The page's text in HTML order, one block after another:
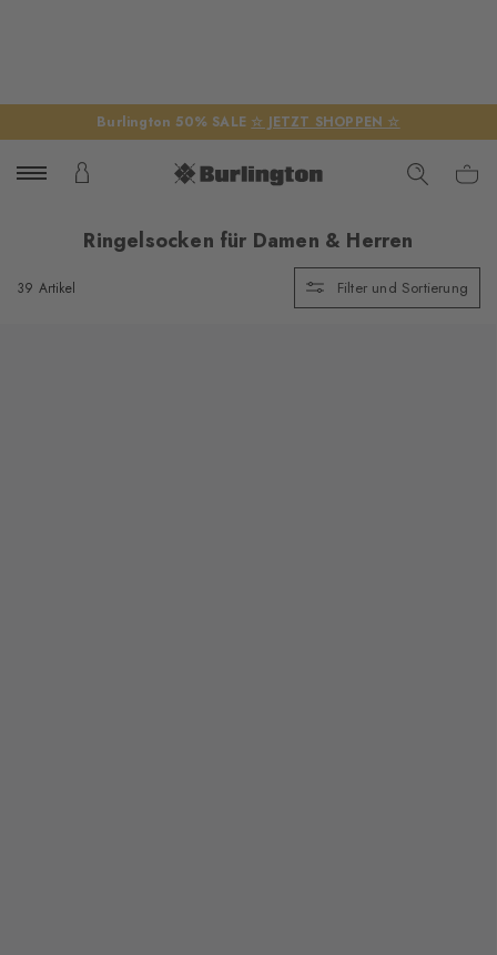
Burlington 50% SALE ☆ JETZT SHOPPEN ☆
Ringelsocken für Damen & Herren
39 Artikel Filter und Sortierung